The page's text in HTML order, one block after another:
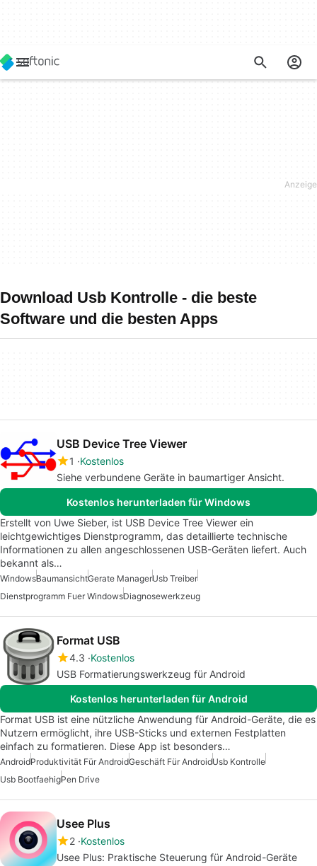
Download Usb Kontrolle - die beste
Software und die besten Apps
USB Device Tree Viewer
1
Kostenlos
Siehe verbundene Geräte in baumartiger Ansicht.
Kostenlos herunterladen für Windows
Erstellt von Uwe Sieber, ist USB Device Tree Viewer ein
leichtgewichtiges Dienstprogramm, das detaillierte technische
Informationen zu allen angeschlossenen USB-Geräten liefert. Auch
bekannt als…
WindowsBaumansichtGerate ManagerUsb Treiber
Dienstprogramm Fuer WindowsDiagnosewerkzeug
Format USB
4.3 Kostenlos
USB Formatierungswerkzeug für Android
Kostenlos herunterladen für Android
Format USB ist eine nützliche Anwendung für Android-Geräte, die es
Nutzern ermöglicht, ihre USB-Sticks und externen Festplatten
einfach zu formatieren. Diese App ist besonders…
AndroidProduktivität Für AndroidGeschäft Für AndroidUsb Kontrolle
Usb BootfaehigPen Drive
Usee Plus
2 Kostenlos
Usee Plus: Praktische Steuerung für Android-Geräte